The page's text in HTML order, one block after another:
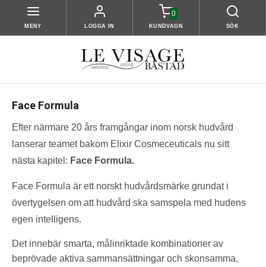
MENY LOGGA IN
0
KUNDVAGN SÖK
Face Formula
Efter närmare 20 års framgångar inom norsk hudvård
lanserar teamet bakom Elixir Cosmeceuticals nu sitt
nästa kapitel: Face Formula.
Face Formula är ett norskt hudvårdsmärke grundat i
övertygelsen om att hudvård ska samspela med hudens
egen intelligens.
Det innebär smarta, målinriktade kombinationer av
beprövade aktiva sammansättningar och skonsamma,